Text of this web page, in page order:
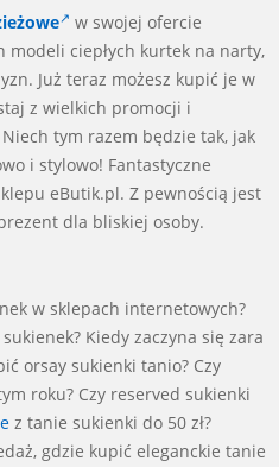
w swojej ofercie
ciepłych kurtek na narty,
Już teraz możesz kupić je w
z wielkich promocji i
tym razem będzie tak, jak
i stylowo! Fantastyczne
eButik.pl. Z pewnością jest
dla bliskiej osoby.
w sklepach internetowych?
Kiedy zaczyna się zara
orsay sukienki tanio? Czy
roku? Czy reserved sukienki
z tanie sukienki do 50 zł?
gdzie kupić eleganckie tanie